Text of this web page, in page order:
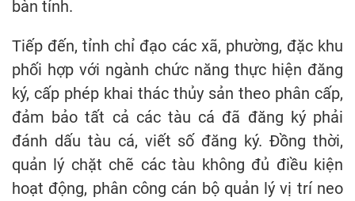
bàn tỉnh.
Tiếp đến, tỉnh chỉ đạo các xã, phường, đặc khu
phối hợp với ngành chức năng thực hiện đăng
ký, cấp phép khai thác thủy sản theo phân cấp,
đảm bảo tất cả các tàu cá đã đăng ký phải
đánh dấu tàu cá, viết số đăng ký. Đồng thời,
quản lý chặt chẽ các tàu không đủ điều kiện
hoạt động, phân công cán bộ quản lý vị trí neo